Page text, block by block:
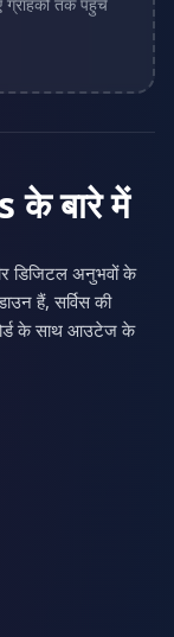
ग्राहकों तक पहुँचें
बारे में
डिजिटल अनुभवों के
हैं, सर्विस की
के साथ आउटेज के